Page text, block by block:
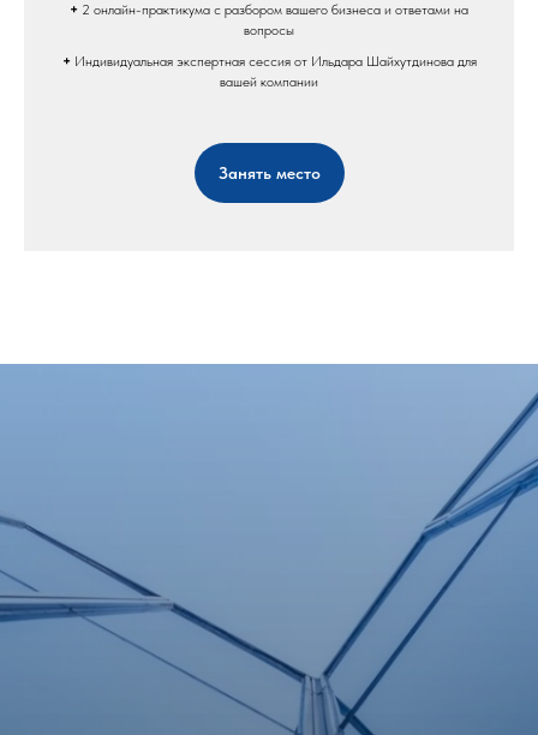
+ 2 онлайн-практикума с разбором вашего бизнеса и ответами на
вопросы
+Индивидуальная экспертная сессия от Ильдара Шайхутдинова для
вашей компании
Занять место